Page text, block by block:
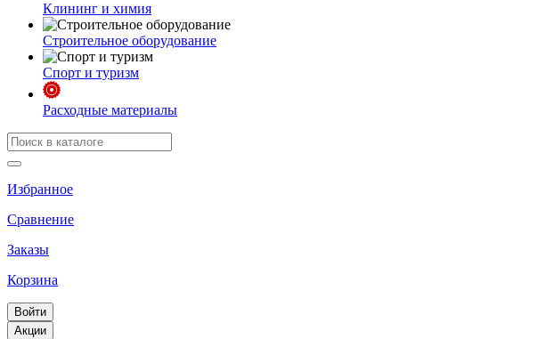
Клининг и химия
Строительное оборудование
Спорт и туризм
Расходные материалы
Избранное
Сравнение
Заказы
Корзина
Войти
Акции